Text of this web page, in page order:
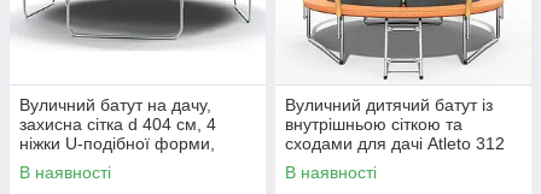
Вуличний батут на дачу,
захисна сітка d 404 см, 4
ніжки U-подібної форми,
посилена рама, до 150 кг,
чорний
В наявності
Вуличний дитячий батут із
внутрішньою сіткою та
сходами для дачі Atleto 312
см помаранчевий
В наявності